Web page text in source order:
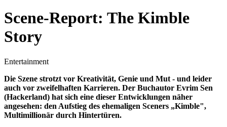
Scene-Report: The Kimble
Story
Entertainment
Die Szene strotzt vor Kreativität, Genie und Mut - und leider
auch vor zweifelhaften Karrieren. Der Buchautor Evrim Sen
(Hackerland) hat sich eine dieser Entwicklungen näher
angesehen: den Aufstieg des ehemaligen Sceners „Kimble",
Multimillionär durch Hintertüren.